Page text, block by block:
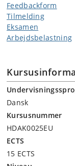
4. Nov.
11. Nov.
25. Nov.
2. Dec.
9. Dec.
Feedbackform
Tilmelding
Eksamen
Arbejdsbelastning
Dansk
Kursusnummer
HDAK0025EU
ECTS
15 ECTS